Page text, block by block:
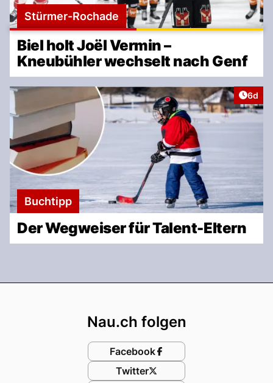
Stürmer-Rochade
Biel holt Joël Vermin –
Kneubühler wechselt nach Genf
6d
Buchtipp
Der Wegweiser für Talent-Eltern
Nau.ch folgen
Facebook
Twitter